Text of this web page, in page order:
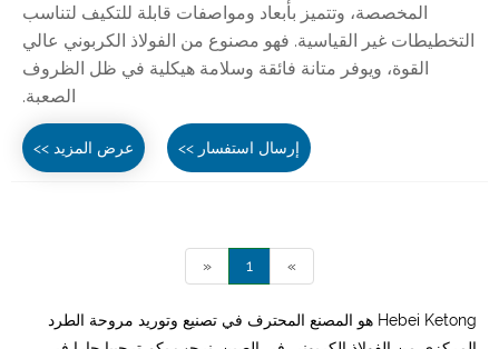
المخصصة، وتتميز بأبعاد ومواصفات قابلة للتكيف لتناسب
التخطيطات غير القياسية. فهو مصنوع من الفولاذ الكربوني عالي
القوة، ويوفر متانة فائقة وسلامة هيكلية في ظل الظروف
الصعبة.
عرض المزيد >> إرسال استفسار >>
« 1 »
Hebei Ketong هو المصنع المحترف في تصنيع وتوريد مروحة الطرد